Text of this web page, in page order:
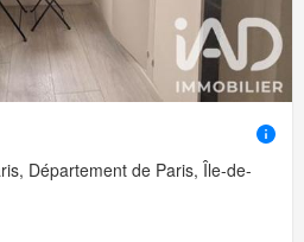
Département de Paris, Île-de-